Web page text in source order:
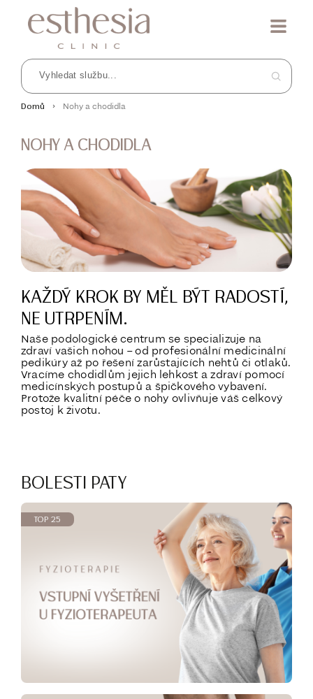
Domů Nohy a chodidla
NOHY A CHODIDLA
KAŽDÝ KROK BY MĚL BÝT RADOSTÍ,
NE UTRPENÍM.
Naše podologické centrum se specializuje na
zdraví vašich nohou – od profesionální medicinální
pedikúry až po řešení zarůstajících nehtů či otlaků.
Vracíme chodidlům jejich lehkost a zdraví pomocí
medicínských postupů a špičkového vybavení.
Protože kvalitní péče o nohy ovlivňuje váš celkový
postoj k životu.
BOLESTI PATY
TOP 25